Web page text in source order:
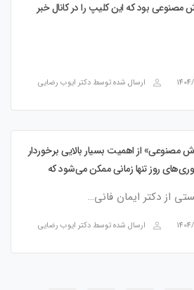
مصنوعی بود که این کلیپ را در کانال خبر
perm_identity ارسال شده توسط دکتر ایوب رضایی
از اهمیت بسیار بالایی برخوردار
روز تنها زمانی ممکن می‌شود که
از دکتر ایمان فانی…
perm_identity ارسال شده توسط دکتر ایوب رضایی